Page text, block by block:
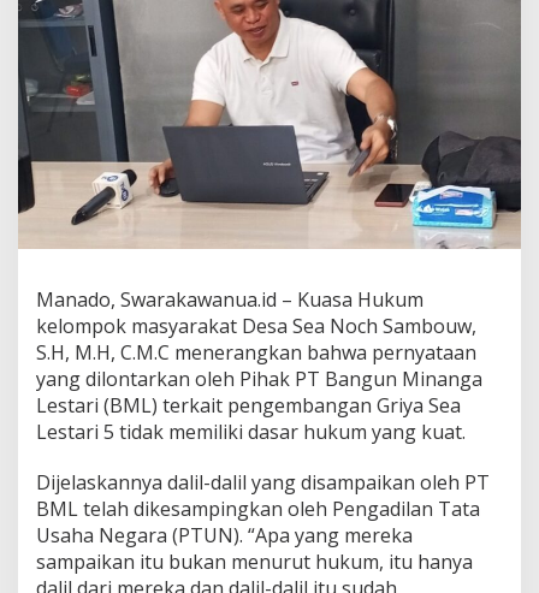
Manado, Swarakawanua.id – Kuasa Hukum
kelompok masyarakat Desa Sea Noch Sambouw,
S.H, M.H, C.M.C menerangkan bahwa pernyataan
yang dilontarkan oleh Pihak PT Bangun Minanga
Lestari (BML) terkait pengembangan Griya Sea
Lestari 5 tidak memiliki dasar hukum yang kuat.
Dijelaskannya dalil-dalil yang disampaikan oleh PT
BML telah dikesampingkan oleh Pengadilan Tata
Usaha Negara (PTUN). “Apa yang mereka
sampaikan itu bukan menurut hukum, itu hanya